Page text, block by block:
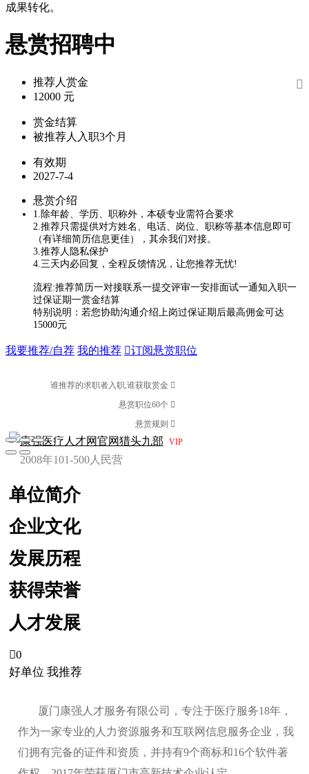
成果转化。
悬赏招聘中

推荐人赏金
12000 元
赏金结算
被推荐人入职3个月
有效期
2027-7-4
悬赏介绍
1.除年龄、学历、职称外，本硕专业需符合要求
2.推荐只需提供对方姓名、电话、岗位、职称等基本信息即可
（有详细简历信息更佳），其余我们对接。
3.推荐人隐私保护
4.三天内必回复，全程反馈情况，让您推荐无忧!
流程:推荐简历一对接联系一提交评审一安排面试一通知入职一
过保证期一赏金结算
特别说明：若您协助沟通介绍上岗过保证期后最高佣金可达
15000元
我要推荐/自荐 我的推荐 订阅悬赏职位
谁推荐的求职者入职,谁获取赏金 
悬赏职位60个 
悬赏规则 
康强医疗人才网官网猎头九部 VIP
2008年101-500人 民营
单位简介
企业文化
发展历程
获得荣誉
人才发展
0
好单位 我推荐
厦门康强人才服务有限公司，专注于医疗服务18年，
作为一家专业的人力资源服务和互联网信息服务企业，我
们拥有完备的证件和资质，并持有9个商标和16个软件著